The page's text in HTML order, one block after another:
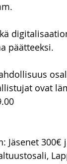
päätteeksi.
ovat
Jäsenet 300€